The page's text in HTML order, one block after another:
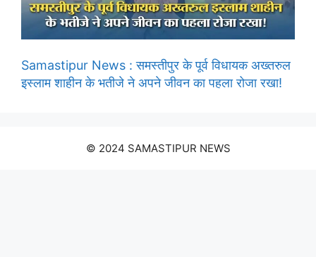
Samastipur News : समस्तीपुर के पूर्व विधायक अख्तरुल
इस्लाम शाहीन के भतीजे ने अपने जीवन का पहला रोजा रखा!
© 2024 SAMASTIPUR NEWS